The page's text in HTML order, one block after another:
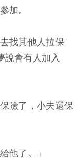
加。
找其他人拉保
說會有人加入
險了，小夫還保
他了。」